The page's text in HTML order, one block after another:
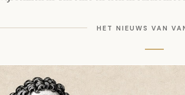
HET NIEUWS VAN